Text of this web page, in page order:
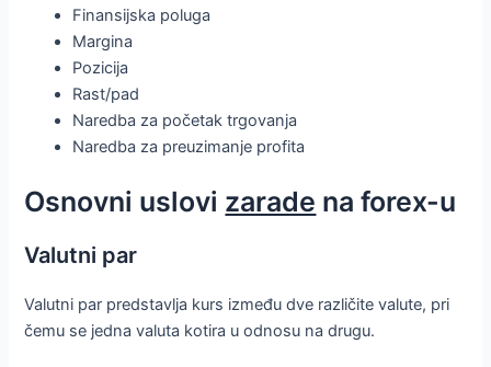
Finansijska poluga
Margina
Pozicija
Rast/pad
Naredba za početak trgovanja
Naredba za preuzimanje profita
Osnovni uslovi zarade na forex-u
Valutni par
Valutni par predstavlja kurs između dve različite valute, pri
čemu se jedna valuta kotira u odnosu na drugu.